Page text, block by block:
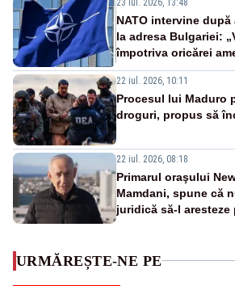
23 iul. 2026, 13:48
NATO intervine
la adresa Bulgariei:
împotriva oricărei
22 iul. 2026, 10:11
Procesul lui Maduro
droguri, propus să
22 iul. 2026, 08:18
Primarul oraşului
Mamdani, spune că
juridică să-l aresteze
URMĂREȘTE-NE PE